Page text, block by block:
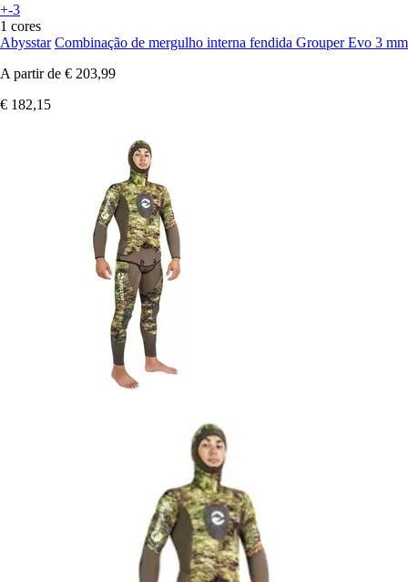
+-3
1 cores
Abysstar Combinação de mergulho interna fendida Grouper Evo 3 mm
A partir de € 203,99
€ 182,15